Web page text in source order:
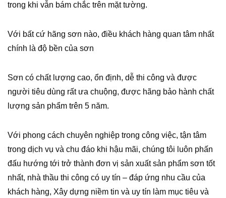
trong khi vẫn bám chắc trên mặt tường.
Với bất cứ hãng sơn nào, điều khách hàng quan tâm nhất
chính là độ bền của sơn
Sơn có chất lượng cao, ổn định, dễ thi công và được
người tiêu dùng rất ưa chuộng, được hãng bảo hành chất
lượng sản phẩm trên 5 năm.
Với phong cách chuyên nghiệp trong công việc, tận tâm
trong dịch vụ và chu đáo khi hậu mãi, chúng tôi luôn phấn
đấu hướng tới trở thành đơn vị sản xuất sản phẩm sơn tốt
nhất, nhà thầu thi công có uy tín – đáp ứng nhu cầu của
khách hàng, Xây dựng niềm tin và uy tín làm mục tiêu và